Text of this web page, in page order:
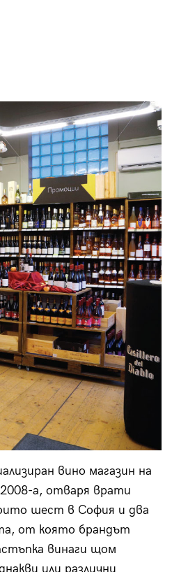
вино магазин на
а, отваря врати
шест в София и два
от която брандът
винаги щом
или различни